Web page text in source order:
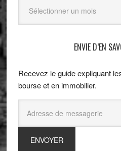
ENVIE D’EN
Recevez le guide expliquant
bourse et en immobilier.